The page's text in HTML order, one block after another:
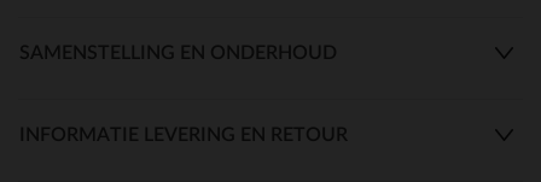
SAMENSTELLING EN ONDERHOUD
INFORMATIE LEVERING EN RETOUR